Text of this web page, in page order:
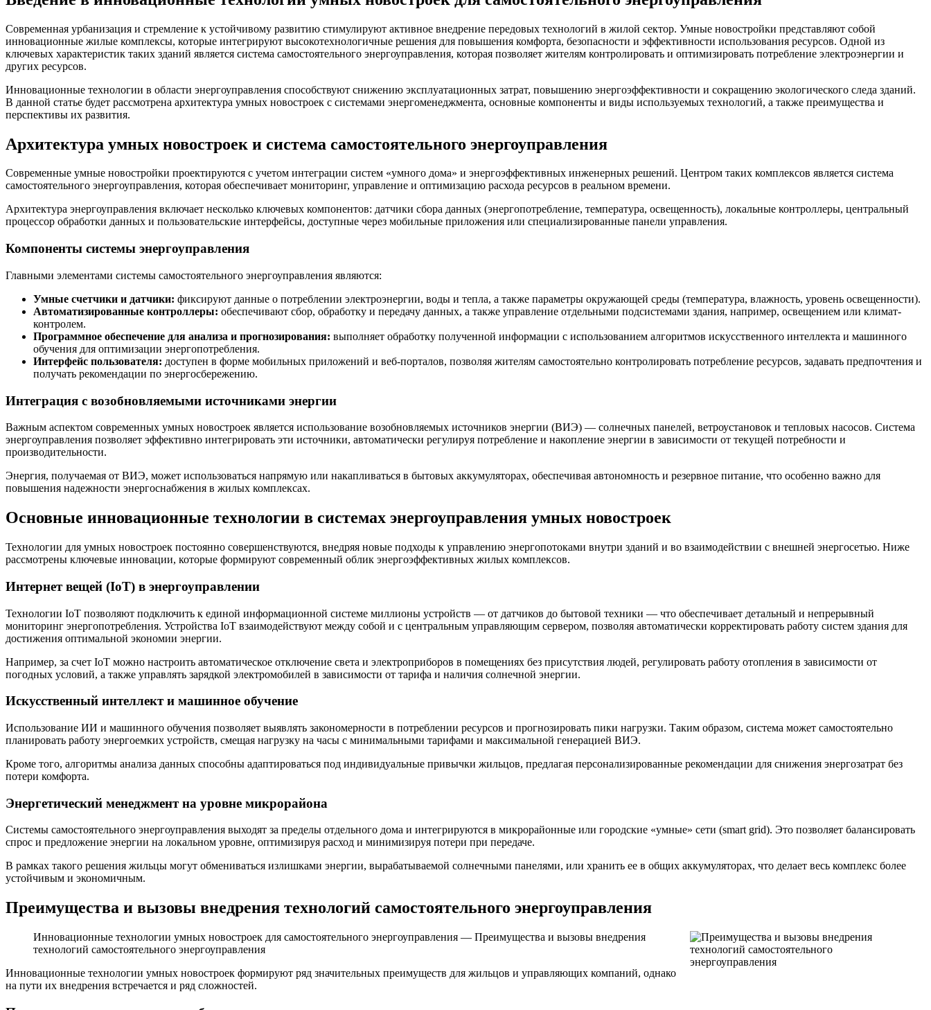
Современная урбанизация и стремление к устойчивому развитию стимулируют активное внедрение передовых технологий в жилой сектор. Умные новостройки представляют собой
инновационные жилые комплексы, которые интегрируют высокотехнологичные решения для повышения комфорта, безопасности и эффективности использования ресурсов. Одной из
ключевых характеристик таких зданий является система самостоятельного энергоуправления, которая позволяет жителям контролировать и оптимизировать потребление электроэнергии и
других ресурсов.
Инновационные технологии в области энергоуправления способствуют снижению эксплуатационных затрат, повышению энергоэффективности и сокращению экологического следа зданий.
В данной статье будет рассмотрена архитектура умных новостроек с системами энергоменеджмента, основные компоненты и виды используемых технологий, а также преимущества и
перспективы их развития.
Архитектура умных новостроек и система самостоятельного энергоуправления
Современные умные новостройки проектируются с учетом интеграции систем «умного дома» и энергоэффективных инженерных решений. Центром таких комплексов является система
самостоятельного энергоуправления, которая обеспечивает мониторинг, управление и оптимизацию расхода ресурсов в реальном времени.
Архитектура энергоуправления включает несколько ключевых компонентов: датчики сбора данных (энергопотребление, температура, освещенность), локальные контроллеры, центральный
процессор обработки данных и пользовательские интерфейсы, доступные через мобильные приложения или специализированные панели управления.
Компоненты системы энергоуправления
Главными элементами системы самостоятельного энергоуправления являются:
Умные счетчики и датчики: фиксируют данные о потреблении электроэнергии, воды и тепла, а также параметры окружающей среды (температура, влажность, уровень освещенности).
Автоматизированные контроллеры: обеспечивают сбор, обработку и передачу данных, а также управление отдельными подсистемами здания, например, освещением или климат-
контролем.
Программное обеспечение для анализа и прогнозирования: выполняет обработку полученной информации с использованием алгоритмов искусственного интеллекта и машинного
обучения для оптимизации энергопотребления.
Интерфейс пользователя: доступен в форме мобильных приложений и веб-порталов, позволяя жителям самостоятельно контролировать потребление ресурсов, задавать предпочтения и
получать рекомендации по энергосбережению.
Интеграция с возобновляемыми источниками энергии
Важным аспектом современных умных новостроек является использование возобновляемых источников энергии (ВИЭ) — солнечных панелей, ветроустановок и тепловых насосов. Система
энергоуправления позволяет эффективно интегрировать эти источники, автоматически регулируя потребление и накопление энергии в зависимости от текущей потребности и
производительности.
Энергия, получаемая от ВИЭ, может использоваться напрямую или накапливаться в бытовых аккумуляторах, обеспечивая автономность и резервное питание, что особенно важно для
повышения надежности энергоснабжения в жилых комплексах.
Основные инновационные технологии в системах энергоуправления умных новостроек
Технологии для умных новостроек постоянно совершенствуются, внедряя новые подходы к управлению энергопотоками внутри зданий и во взаимодействии с внешней энергосетью. Ниже
рассмотрены ключевые инновации, которые формируют современный облик энергоэффективных жилых комплексов.
Интернет вещей (IoT) в энергоуправлении
Технологии IoT позволяют подключить к единой информационной системе миллионы устройств — от датчиков до бытовой техники — что обеспечивает детальный и непрерывный
мониторинг энергопотребления. Устройства IoT взаимодействуют между собой и с центральным управляющим сервером, позволяя автоматически корректировать работу систем здания для
достижения оптимальной экономии энергии.
Например, за счет IoT можно настроить автоматическое отключение света и электроприборов в помещениях без присутствия людей, регулировать работу отопления в зависимости от
погодных условий, а также управлять зарядкой электромобилей в зависимости от тарифа и наличия солнечной энергии.
Искусственный интеллект и машинное обучение
Использование ИИ и машинного обучения позволяет выявлять закономерности в потреблении ресурсов и прогнозировать пики нагрузки. Таким образом, система может самостоятельно
планировать работу энергоемких устройств, смещая нагрузку на часы с минимальными тарифами и максимальной генерацией ВИЭ.
Кроме того, алгоритмы анализа данных способны адаптироваться под индивидуальные привычки жильцов, предлагая персонализированные рекомендации для снижения энергозатрат без
потери комфорта.
Энергетический менеджмент на уровне микрорайона
Системы самостоятельного энергоуправления выходят за пределы отдельного дома и интегрируются в микрорайонные или городские «умные» сети (smart grid). Это позволяет балансировать
спрос и предложение энергии на локальном уровне, оптимизируя расход и минимизируя потери при передаче.
В рамках такого решения жильцы могут обмениваться излишками энергии, вырабатываемой солнечными панелями, или хранить ее в общих аккумуляторах, что делает весь комплекс более
устойчивым и экономичным.
Преимущества и вызовы внедрения технологий самостоятельного энергоуправления
Инновационные технологии умных новостроек для самостоятельного энергоуправления — Преимущества и вызовы внедрения
технологий самостоятельного энергоуправления
Инновационные технологии умных новостроек формируют ряд значительных преимуществ для жильцов и управляющих компаний, однако
на пути их внедрения встречается и ряд сложностей.